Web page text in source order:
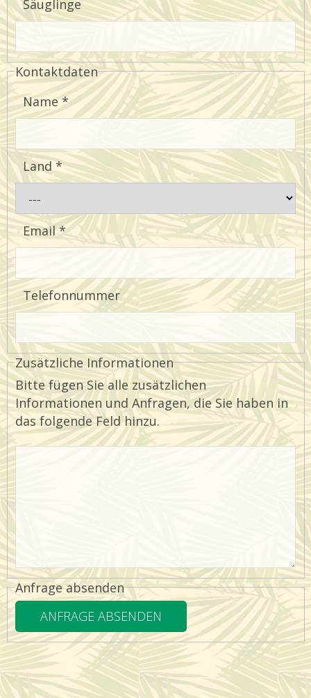
Säuglinge
Kontaktdaten
Name *
Land*
Email*
Telefonnummer
Zusätzliche Informationen
Bitte fügen Sie alle zusätzlichen
Informationen und Anfragen, die Sie haben in
das folgende Feld hinzu.
Anfrage absenden